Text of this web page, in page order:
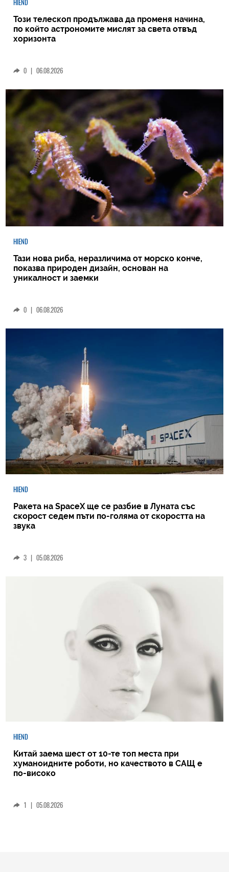
HIEND
Този телескоп продължава да променя начина,
по който астрономите мислят за света отвъд
хоризонта
0 | 06.08.2026
HIEND
Тази нова риба, неразличима от морско конче,
показва природен дизайн, основан на
уникалност и заемки
0 | 06.08.2026
HIEND
Ракета на SpaceX ще се разбие в Луната със
скорост седем пъти по-голяма от скоростта на
звука
3 | 05.08.2026
HIEND
Китай заема шест от 10-те топ места при
хуманоидните роботи, но качеството в САЩ е
по-високо
1 | 05.08.2026